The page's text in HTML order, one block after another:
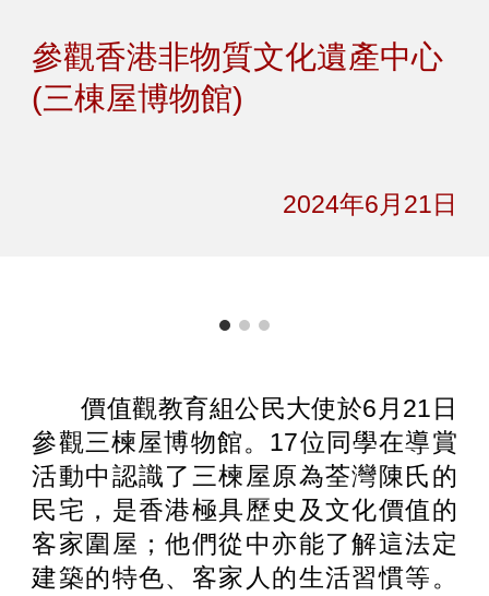
Skip to main content Skip to navigation
參觀香港非物質文化遺產中心
(三棟屋博物館)
2024年6月21日
價值觀教育組公民大使於6月21日
參觀三楝屋博物館。17位同學在導賞
活動中認識了三楝屋原為荃灣陳氏的
民宅，是香港極具歷史及文化價值的
客家圍屋；他們從中亦能了解這法定
建築的特色、客家人的生活習慣等。